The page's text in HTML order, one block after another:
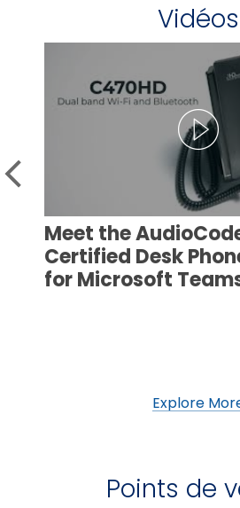
Vidéos
Meet the
Certified Desk
for Microsoft
Explore
Points de